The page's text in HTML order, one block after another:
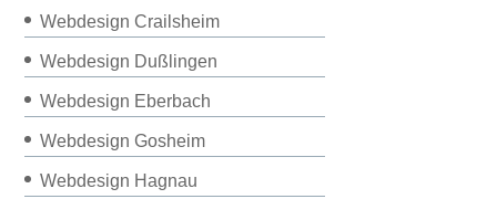
Webdesign Crailsheim
Webdesign Dußlingen
Webdesign Eberbach
Webdesign Gosheim
Webdesign Hagnau